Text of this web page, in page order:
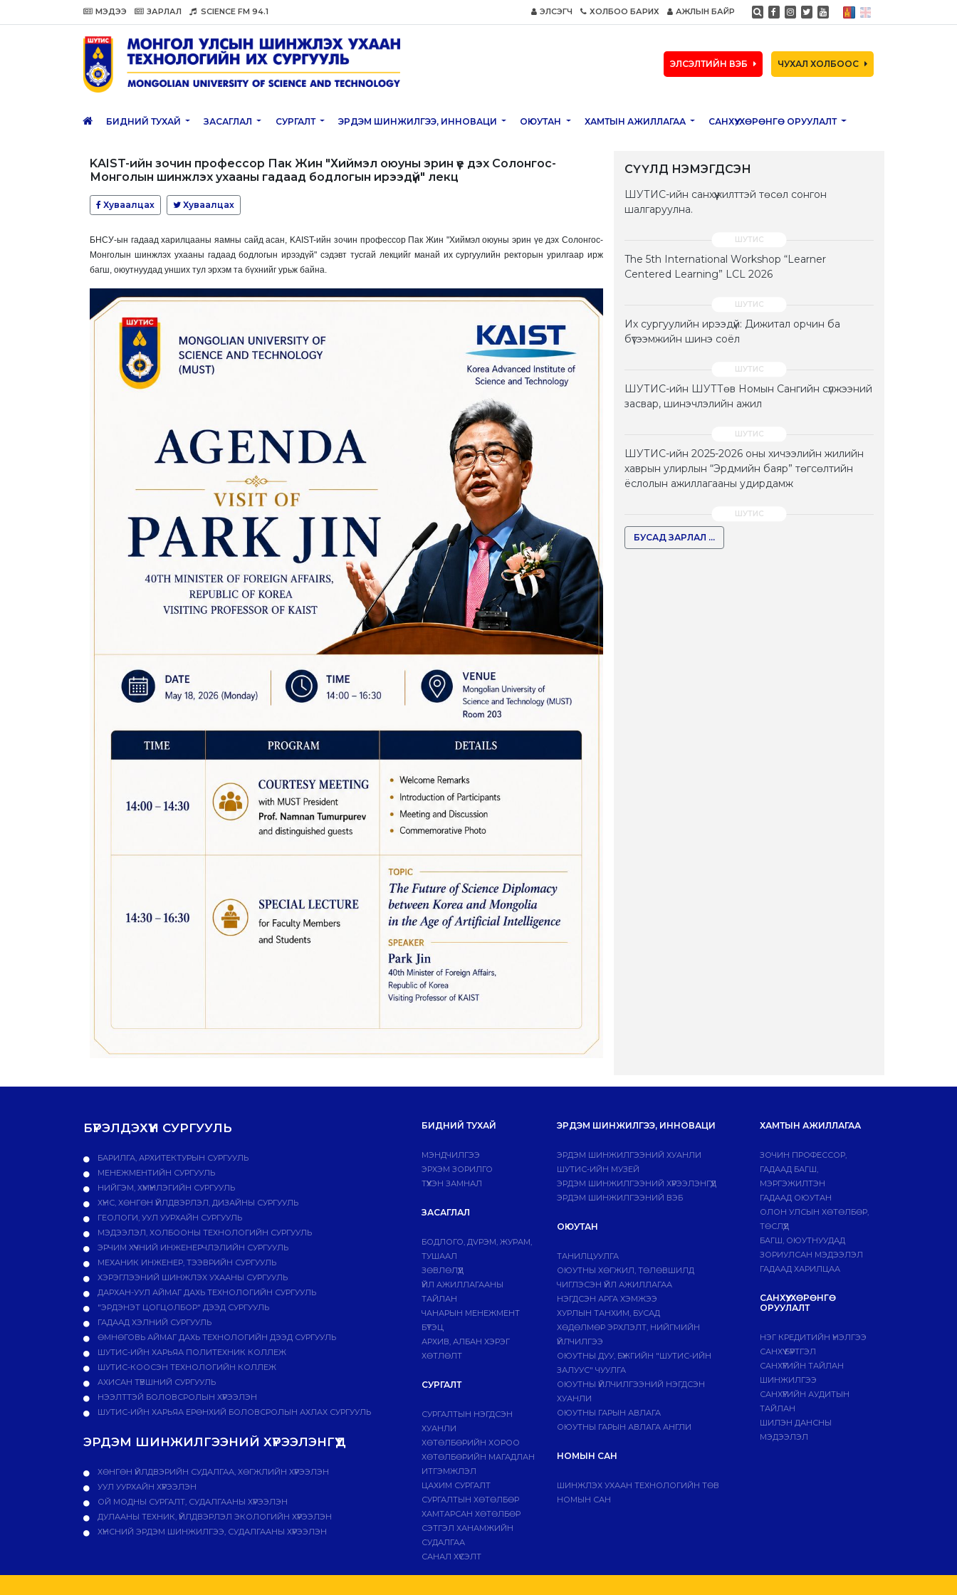
МЭДЭЭ ЗАРЛАЛ SCIENCE FM 94.1 ЭЛСЭГЧ ХОЛБОО БАРИХ АЖЛЫН БАЙР
ЭЛСЭЛТИЙН ВЭБ ЧУХАЛ ХОЛБООС
БИДНИЙ ТУХАЙ ЗАСАГЛАЛ СУРГАЛТ ЭРДЭМ ШИНЖИЛГЭЭ, ИННОВАЦИ ОЮУТАН ХАМТЫН АЖИЛЛАГАА САНХҮҮ, ХӨРӨНГӨ ОРУУЛАЛТ
KAIST-ийн зочин профессор Пак Жин "Хиймэл оюуны эрин үе дэх Солонгос-
Монголын шинжлэх ухааны гадаад бодлогын ирээдүй" лекц
Хуваалцах Хуваалцах
БНСУ-ын гадаад харилцааны яамны сайд асан, KAIST-ийн зочин профессор Пак Жин "Хиймэл оюуны эрин үе дэх Солонгос-
Монголын шинжлэх ухааны гадаад бодлогын ирээдүй" сэдэвт тусгай лекцийг манай их сургуулийн ректорын урилгаар ирж
багш, оюутнуудад унших тул эрхэм та бүхнийг урьж байна.
СҮҮЛД НЭМЭГДСЭН
ШУТИС-ийн санхүүжилттэй төсөл сонгон
шалгаруулна.
The 5th International Workshop “Learner
Centered Learning” LCL 2026
Их сургуулийн ирээдүй: Дижитал орчин ба
бүтээмжийн шинэ соёл
ШУТИС-ийн ШУТТөв Номын Сангийн сүлжээний
засвар, шинэчлэлийн ажил
ШУТИС-ийн 2025-2026 оны хичээлийн жилийн
хаврын улирлын “Эрдмийн баяр” төгсөлтийн
ёслолын ажиллагааны удирдамж
БУСАД ЗАРЛАЛ ...
БҮРЭЛДЭХҮҮН СУРГУУЛЬ
БАРИЛГА, АРХИТЕКТУРЫН СУРГУУЛЬ
МЕНЕЖМЕНТИЙН СУРГУУЛЬ
НИЙГЭМ, ХҮМҮҮНЛЭГИЙН СУРГУУЛЬ
ХҮНС, ХӨНГӨН ҮЙЛДВЭРЛЭЛ, ДИЗАЙНЫ СУРГУУЛЬ
ГЕОЛОГИ, УУЛ УУРХАЙН СУРГУУЛЬ
МЭДЭЭЛЭЛ, ХОЛБООНЫ ТЕХНОЛОГИЙН СУРГУУЛЬ
ЭРЧИМ ХҮЧНИЙ ИНЖЕНЕРЧЛЭЛИЙН СУРГУУЛЬ
МЕХАНИК ИНЖЕНЕР, ТЭЭВРИЙН СУРГУУЛЬ
ХЭРЭГЛЭЭНИЙ ШИНЖЛЭХ УХААНЫ СУРГУУЛЬ
ДАРХАН-УУЛ АЙМАГ ДАХЬ ТЕХНОЛОГИЙН СУРГУУЛЬ
"ЭРДЭНЭТ ЦОГЦОЛБОР" ДЭЭД СУРГУУЛЬ
ГАДААД ХЭЛНИЙ СУРГУУЛЬ
ӨМНӨГОВЬ АЙМАГ ДАХЬ ТЕХНОЛОГИЙН ДЭЭД СУРГУУЛЬ
ШУТИС-ИЙН ХАРЬЯА ПОЛИТЕХНИК КОЛЛЕЖ
ШУТИС-КООСЭН ТЕХНОЛОГИЙН КОЛЛЕЖ
АХИСАН ТҮВШНИЙ СУРГУУЛЬ
НЭЭЛТТЭЙ БОЛОВСРОЛЫН ХҮРЭЭЛЭН
ШУТИС-ИЙН ХАРЬЯА ЕРӨНХИЙ БОЛОВСРОЛЫН АХЛАХ СУРГУУЛЬ
ЭРДЭМ ШИНЖИЛГЭЭНИЙ ХҮРЭЭЛЭНГҮҮД
ХӨНГӨН ҮЙЛДВЭРИЙН СУДАЛГАА, ХӨГЖЛИЙН ХҮРЭЭЛЭН
УУЛ УУРХАЙН ХҮРЭЭЛЭН
ОЙ МОДНЫ СУРГАЛТ, СУДАЛГААНЫ ХҮРЭЭЛЭН
ДУЛААНЫ ТЕХНИК, ҮЙЛДВЭРЛЭЛ ЭКОЛОГИЙН ХҮРЭЭЛЭН
ХҮНСНИЙ ЭРДЭМ ШИНЖИЛГЭЭ, СУДАЛГААНЫ ХҮРЭЭЛЭН
БИДНИЙ ТУХАЙ
МЭНДЧИЛГЭЭ
ЭРХЭМ ЗОРИЛГО
ТҮҮХЭН ЗАМНАЛ
ЗАСАГЛАЛ
БОДЛОГО, ДVРЭМ, ЖУРАМ,
ТУШААЛ
ЗӨВЛӨЛҮҮД
ҮЙЛ АЖИЛЛАГААНЫ
ТАЙЛАН
ЧАНАРЫН МЕНЕЖМЕНТ
БҮТЭЦ
АРХИВ, АЛБАН ХЭРЭГ
ХӨТЛӨЛТ
СУРГАЛТ
СУРГАЛТЫН НЭГДСЭН
ХУАНЛИ
ХӨТӨЛБӨРИЙН ХОРОО
ХӨТӨЛБӨРИЙН МАГАДЛАН
ИТГЭМЖЛЭЛ
ЦАХИМ СУРГАЛТ
СУРГАЛТЫН ХӨТӨЛБӨР
ХАМТАРСАН ХӨТӨЛБӨР
СЭТГЭЛ ХАНАМЖИЙН
СУДАЛГАА
САНАЛ ХҮСЭЛТ
ЭРДЭМ ШИНЖИЛГЭЭ, ИННОВАЦИ
ЭРДЭМ ШИНЖИЛГЭЭНИЙ ХУАНЛИ
ШУТИС-ИЙН МУЗЕЙ
ЭРДЭМ ШИНЖИЛГЭЭНИЙ ХҮРЭЭЛЭНГҮҮД
ЭРДЭМ ШИНЖИЛГЭЭНИЙ ВЭБ
ОЮУТАН
ТАНИЛЦУУЛГА
ОЮУТНЫ ХӨГЖИЛ, ТӨЛӨВШИЛД
ЧИГЛЭСЭН ҮЙЛ АЖИЛЛАГАА
НЭГДСЭН АРГА ХЭМЖЭЭ
ХУРЛЫН ТАНХИМ, БУСАД
ХӨДӨЛМӨР ЭРХЛЭЛТ, НИЙГМИЙН
ҮЙЛЧИЛГЭЭ
ОЮУТНЫ ДУУ, БҮЖГИЙН "ШУТИС-ИЙН
ЗАЛУУС" ЧУУЛГА
ОЮУТНЫ ҮЙЛЧИЛГЭЭНИЙ НЭГДСЭН
ХУАНЛИ
ОЮУТНЫ ГАРЫН АВЛАГА
ОЮУТНЫ ГАРЫН АВЛАГА АНГЛИ
НОМЫН САН
ШИНЖЛЭХ УХААН ТЕХНОЛОГИЙН ТӨВ
НОМЫН САН
ХАМТЫН АЖИЛЛАГАА
ЗОЧИН ПРОФЕССОР,
ГАДААД БАГШ,
МЭРГЭЖИЛТЭН
ГАДААД ОЮУТАН
ОЛОН УЛСЫН ХӨТӨЛБӨР,
ТӨСЛҮҮД
БАГШ, ОЮУТНУУДАД
ЗОРИУЛСАН МЭДЭЭЛЭЛ
ГАДААД ХАРИЛЦАА
САНХҮҮ, ХӨРӨНГӨ
ОРУУЛАЛТ
НЭГ КРЕДИТИЙН ҮНЭЛГЭЭ
САНХҮҮ БҮРТГЭЛ
САНХҮҮГИЙН ТАЙЛАН
ШИНЖИЛГЭЭ
САНХҮҮГИЙН АУДИТЫН
ТАЙЛАН
ШИЛЭН ДАНСНЫ
МЭДЭЭЛЭЛ